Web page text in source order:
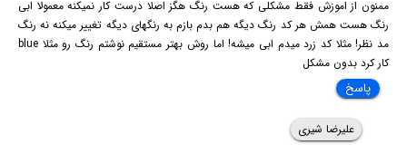
ممنون از اموزش فقط مشکلی که هست رنگ هگز اصلا درست کار نمیکنه معمولا ابی
رنگ هست همش هر کد رنگ دیگه هم بدم بازم به رنگهای دیگه تغییر میکنه نه رنگ
مد نظر! مثلا کد زرد میدم ابی میشه! اما روش بهتر مستقیم نوشتم رنگ رو مثلا blue
کار کرد بدون مشکل
پاسخ
علیرضا شیری